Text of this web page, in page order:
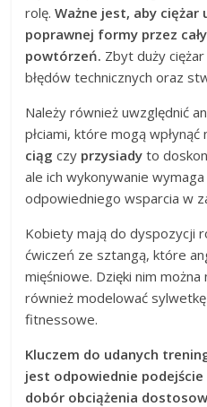
rolę.Ważne jest, aby ciężar
poprawnej formy przez
powtórzeń. Zbyt duży
błędów technicznych oraz
Należy również uwzględnić
płciami, które mogą
ciąg czy przysiady to
ale ich wykonywanie
odpowiedniego wsparcia w
Kobiety mają do dyspozycji
ćwiczeń ze sztangą, które
mięśniowe. Dzięki nim
również modelować
fitnessowe.
Kluczem do udanych
jest odpowiednie
dobór obciążenia